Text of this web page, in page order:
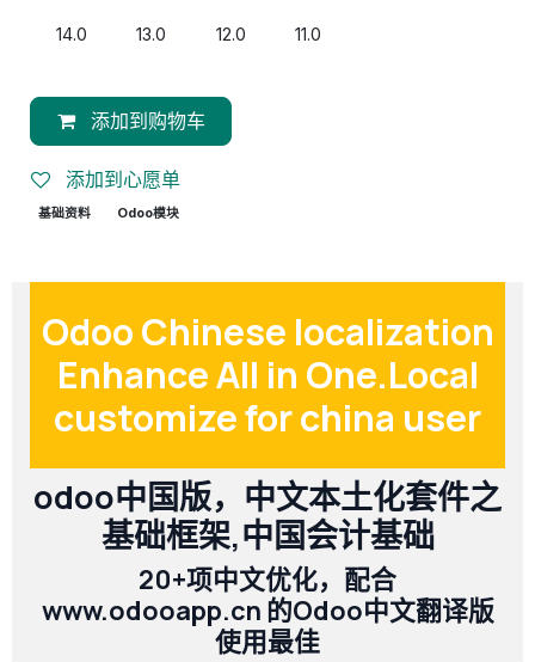
14.0 13.0 12.0 11.0
添加到购物车
添加到心愿单
基础资料 Odoo模块
Odoo Chinese localization
Enhance All in One.Local
customize for china user
odoo中国版，中文本土化套件之
基础框架,中国会计基础
20+项中文优化，配合
www.odooapp.cn 的Odoo中文翻译版
使用最佳